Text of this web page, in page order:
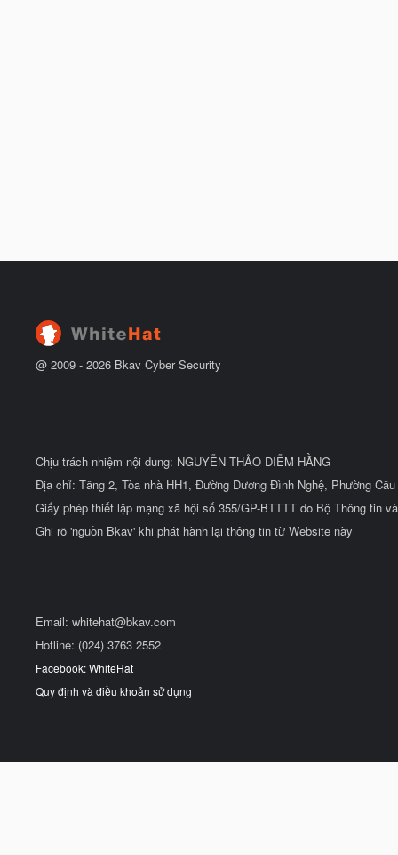
@ 2009 - 2026 Bkav Cyber Security
Chịu trách nhiệm nội dung: NGUYỄN THẢO DIỄM HẰNG
Địa chỉ: Tầng 2, Tòa nhà HH1, Đường Dương Đình Nghệ, Phường
Giấy phép thiết lập mạng xã hội số 355/GP-BTTTT do Bộ Thông tin
Ghi rõ 'nguồn Bkav' khi phát hành lại thông tin từ Website này
Email: whitehat@bkav.com
Hotline: (024) 3763 2552
Facebook: WhiteHat
Quy định và điều khoản sử dụng